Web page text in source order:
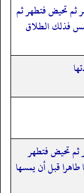
ثم تحيض فتطهر ثم
فذلك الطلاق
ثم تحيض فتطهر
طاهرا قبل أن يمسها